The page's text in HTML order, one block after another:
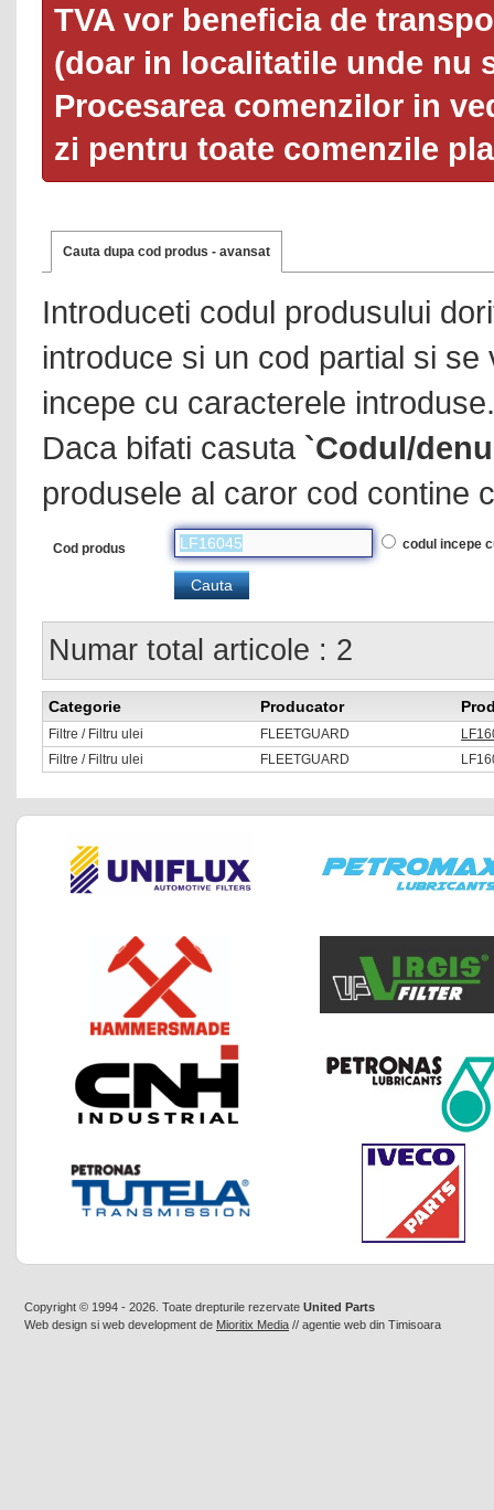
TVA vor beneficia de
(doar in localitatile unde nu
Procesarea comenzilor in
zi pentru toate comenzile
Cauta dupa cod produs - avansat
Introduceti codul produsului
introduce si un cod partial si
incepe cu caracterele introduse.
Daca bifati casuta `Codul/
produsele al caror cod contine
Cod produs codul incepe
Numar total articole : 2
Categorie Producator
Filtre / Filtru ulei FLEETGUARD
Filtre / Filtru ulei
FLEETGUARD
Copyright © 1994 - 2026. Toate drepturile rezervate United Parts
Web design si web development de Mioritix Media // agentie web din Timisoara